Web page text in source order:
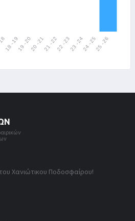
Χανιώτικου Ποδοσφαίρου!